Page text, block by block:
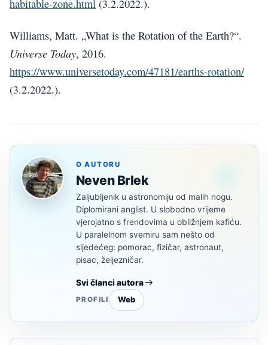
habitable-zone.html (3.2.2022.).
Williams, Matt. „What is the Rotation of the Earth?“.
Universe Today, 2016.
https://www.universetoday.com/47181/earths-rotation/
(3.2.2022.).
O AUTORU
Neven Brlek
Zaljubljenik u astronomiju od malih nogu.
Diplomirani anglist. U slobodno vrijeme
vjerojatno s frendovima u obližnjem kafiću.
U paralelnom svemiru sam nešto od
sljedećeg: pomorac, fizičar, astronaut,
pisac, željezničar.
Svi članci autora
PROFILI Web